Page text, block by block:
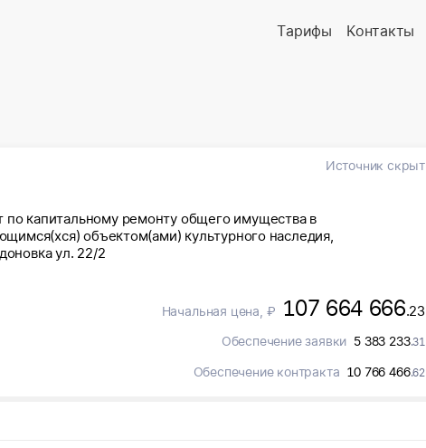
Тарифы Контакты
Источник скрыт
капитальному ремонту общего имущества в
объектом(ами) культурного наследия,
ул. 22/2
Начальная цена, ₽ 107 664 666.23
Обеспечение заявки 5 383 233.31
Обеспечение контракта 10 766 466.62